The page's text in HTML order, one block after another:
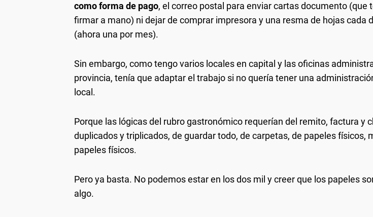
como forma de pago, el correo postal para enviar cartas documento (que
firmar a mano) ni dejar de comprar impresora y una resma de hojas cada
(ahora una por mes).
Sin embargo, como tengo varios locales en capital y las oficinas
provincia, tenía que adaptar el trabajo si no quería tener una
local.
Porque las lógicas del rubro gastronómico requerían del remito, factura y
duplicados y triplicados, de guardar todo, de carpetas, de papeles físicos,
papeles físicos.
Pero ya basta. No podemos estar en los dos mil y creer que los papeles
algo.